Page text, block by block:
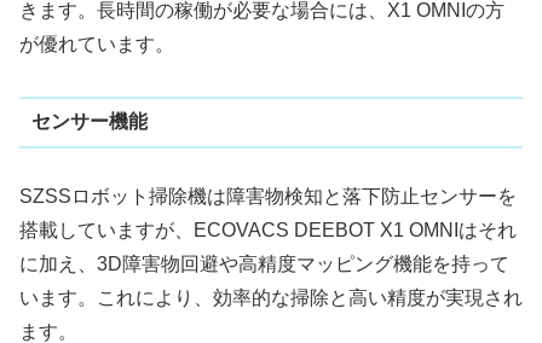
きます。長時間の稼働が必要な場合には、X1 OMNIの方
が優れています。
センサー機能
SZSSロボット掃除機は障害物検知と落下防止センサーを
搭載していますが、ECOVACS DEEBOT X1 OMNIはそれ
に加え、3D障害物回避や高精度マッピング機能を持って
います。これにより、効率的な掃除と高い精度が実現され
ます。